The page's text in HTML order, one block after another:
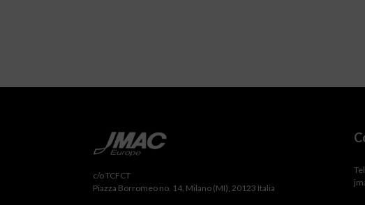
c/o TCFCT
Piazza Borromeo no. 14, Milano (MI), 20123 Italia